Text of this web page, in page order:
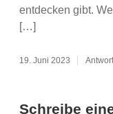
entdecken gibt.
[…]
19. Juni 2023
Schreibe